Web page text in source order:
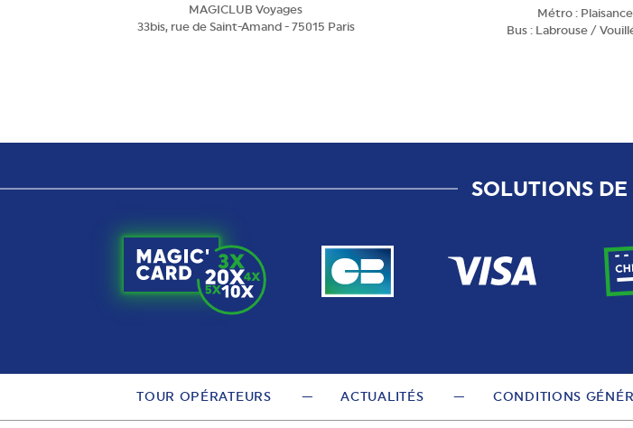
MAGICLUB Voyages
33bis, rue de Saint-Amand - 75015 Paris
Métro :
Bus : Labrouse /
SOLUTIONS
TOUR OPÉRATEURS ACTUALITÉS CONDITIONS